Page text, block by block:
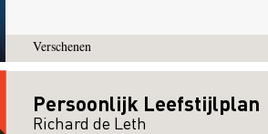
Verschenen
Persoonlijk Leefstijlplan
Richard de Leth